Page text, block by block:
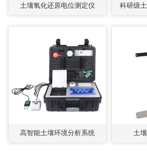
土壤氧化还原电位测定仪 科研级
高智能土壤环境分析系统 土